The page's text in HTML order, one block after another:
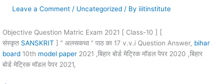
Leave a Comment / Uncategorized / By iiitinstitute
Objective Question Matric Exam 2021 [ Class-10 ] [
संस्कृत SANSKRIT ] ” अलसकथा ” पाठ का 17 v.v.i Question Answer, bihar
board 10th model paper 2021 ,बिहार बोर्ड मेट्रिक मॉडल पेपर 2020 ,बिहार
बोर्ड मेट्रिक मॉडल पेपर 2021,